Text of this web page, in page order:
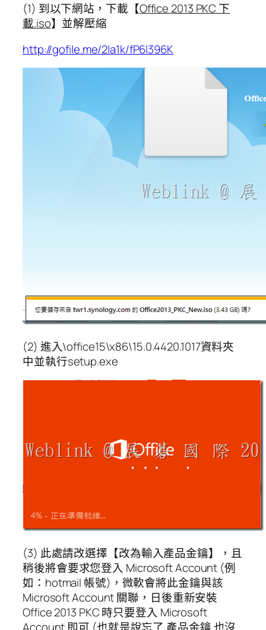
(1) 到以下網站，下載【Office 2013 PKC下
載.iso】並解壓縮
http://gofile.me/2la1k/fP6l396K
(2) 進入\office15\x86\15.0.4420.1017資料夾
中並執行setup.exe
(3) 此處請改選擇【改為輸入產品金鑰】，且
稍後將會要求您登入 Microsoft Account (例
如：hotmail 帳號)，微軟會將此金鑰與該
Microsoft Account 關聯，日後重新安裝
Office 2013 PKC 時只要登入 Microsoft